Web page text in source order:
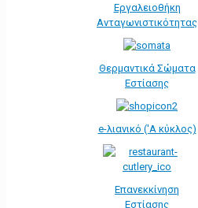
Εργαλειοθήκη
Ανταγωνιστικότητας
Θερμαντικά Σώματα
Εστίασης
e-λιανικό ('Α κύκλος)
Επανεκκίνηση
Εστίασης